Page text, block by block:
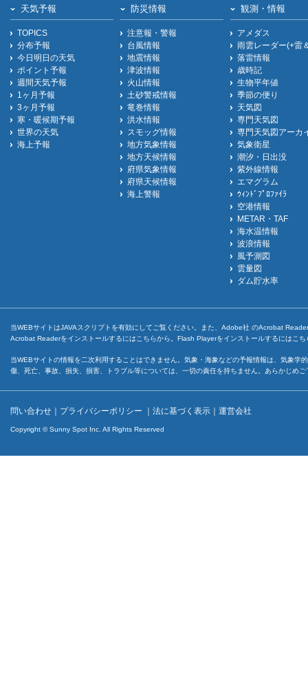
天気予報
TOPICS
分布予報
今日明日の天気
ポイント予報
週間天気予報
1ヶ月予報
3ヶ月予報
寒・暖候期予報
世界の天気
海上予報
防災情報
注意報・警報
台風情報
地震情報
津波情報
火山情報
土砂警戒情報
竜巻情報
洪水情報
スモッグ情報
地方気象情報
地方天候情報
府県気象情報
府県天候情報
海上警報
観測・情報
アメダス
雨雲レーダー(+雷
落雷情報
歳時記
生物平年値
季節の便り
天気図
専門天気図
専門天気図アーカ
気象衛星
潮汐・日出没
紫外線情報
エマグラム
ｳｨﾝﾄﾞﾌﾟﾛﾌｧｲﾗ
空港情報
METAR・TAF
海水温情報
波浪情報
風予測図
雲量図
ダム貯水率
当WEBサイトはJAVAスクリプトを有効にしてご覧ください。また、Adobe社 のAcrobat
Acrobat Readerをインストールするには こちらから。Flash Playerをインストールするには こち
当WEBサイトの情報を二次利用することはできません。気象・海象などの予報情報は、気象
傷、死亡、事故、損失、損害、トラブル等については、一切の責任を持ちません。あらかじめ
問い合わせ ｜ プライバシーポリシー ｜ 法に基づく表示 ｜ 運営会社
Copyright © Sunny Spot Inc. All Rights Reserved